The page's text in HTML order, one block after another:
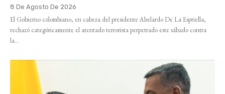
8 De Agosto De 2026
El Gobierno colombiano, en cabeza del presidente Abelardo De La Espriella,
rechazó categóricamente el atentado terrorista perpetrado este sábado contra
la...